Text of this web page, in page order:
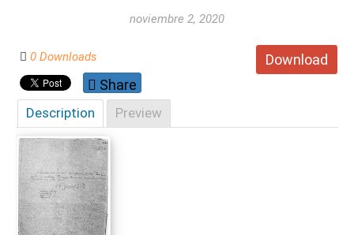
noviembre 2, 2020
Download
0 Downloads
Share
Description Preview